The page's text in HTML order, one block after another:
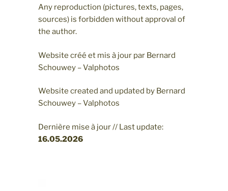
Any reproduction (pictures, texts, pages,
sources) is forbidden without approval of
the author.
Website créé et mis à jour par Bernard
Schouwey – Valphotos
Website created and updated by Bernard
Schouwey – Valphotos
Dernière mise à jour // Last update:
16.05.2026